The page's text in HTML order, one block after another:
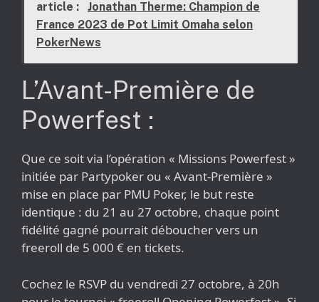
article :
Jonathan Therme: Champion de
France 2023 de Pot Limit Omaha selon
PokerNews
L’Avant-Première de
Powerfest :
Que ce soit via l’opération « Missions Powerfest »
initiée par Partypoker ou « Avant-Première »
mise en place par PMU Poker, le but reste
identique : du 21 au 27 octobre, chaque point
fidélité gagné pourrait déboucher vers un
freeroll de 5 000 € en tickets.
Cochez le RSVP du vendredi 27 octobre, à 20h